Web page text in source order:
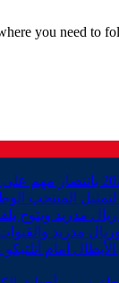
you need to
المنتخب
مدريد ويتوج
مدريد والقنوات
أمام أتلتيكو